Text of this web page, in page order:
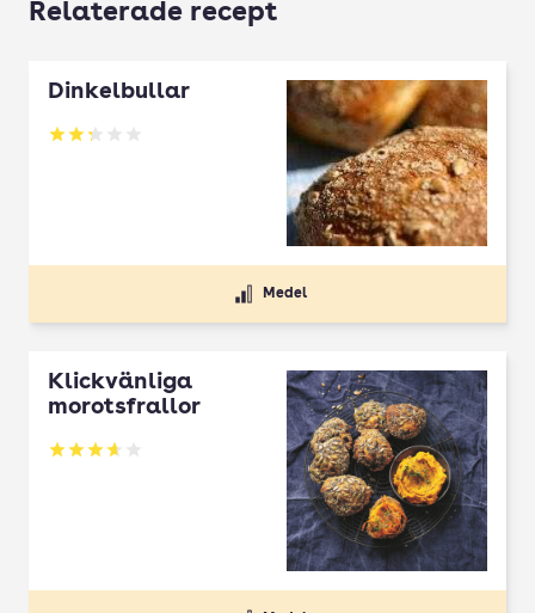
Relaterade recept
Dinkelbullar
Betyg: 2.25 av 5
Medel
Klickvänliga
morotsfrallor
Betyg: 3.67 av 5